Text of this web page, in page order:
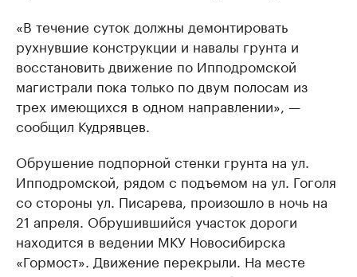
«В течение суток должны демонтировать
рухнувшие конструкции и навалы грунта и
восстановить движение по Ипподромской
магистрали пока только по двум полосам из
трех имеющихся в одном направлении», —
сообщил Кудрявцев.
Обрушение подпорной стенки грунта на ул.
Ипподромской, рядом с подъемом на ул. Гоголя
со стороны ул. Писарева, произошло в ночь на
21 апреля. Обрушившийся участок дороги
находится в ведении МКУ Новосибирска
«Гормост». Движение перекрыли. На месте